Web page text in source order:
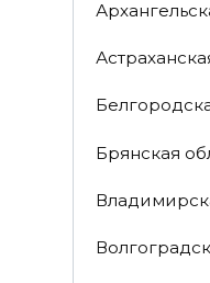
Брянская